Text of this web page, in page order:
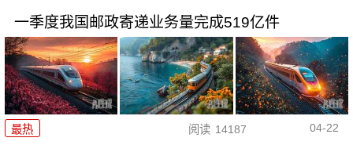
一季度我国邮政寄递业务量完成519亿件
最热 阅读 14187 04-22